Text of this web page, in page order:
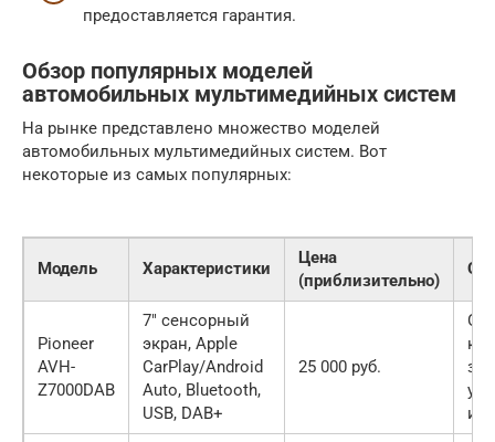
предоставляется гарантия.
Обзор популярных моделей
автомобильных мультимедийных систем
На рынке представлено множество моделей
автомобильных мультимедийных систем. Вот
некоторые из самых популярных:
Модель Характеристики
Цена
(приблизительно)
Pioneer
AVH-
Z7000DAB
7″ сенсорный
экран, Apple
CarPlay/Android
Auto, Bluetooth,
USB, DAB+
25 000 руб.